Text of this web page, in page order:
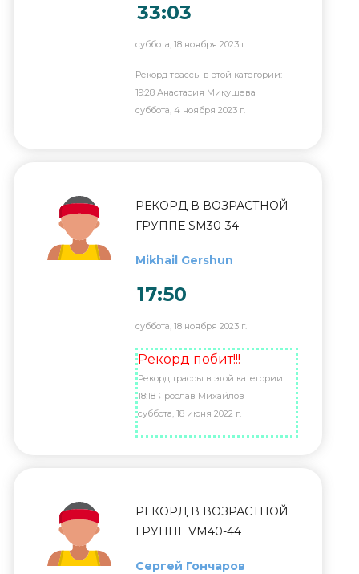
33:03
суббота, 18 ноября 2023 г.
Рекорд трассы в этой категории:
19:28 Анастасия Микушева
суббота, 4 ноября 2023 г.
РЕКОРД В ВОЗРАСТНОЙ
ГРУППЕ SM30-34
Mikhail Gershun
17:50
суббота, 18 ноября 2023 г.
Рекорд побит!!!
Рекорд трассы в этой категории:
18:18 Ярослав Михайлов
суббота, 18 июня 2022 г.
РЕКОРД В ВОЗРАСТНОЙ
ГРУППЕ VM40-44
Сергей Гончаров